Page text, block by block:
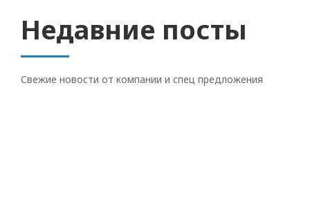
Недавние посты
Свежие новости от компании и спец предложения